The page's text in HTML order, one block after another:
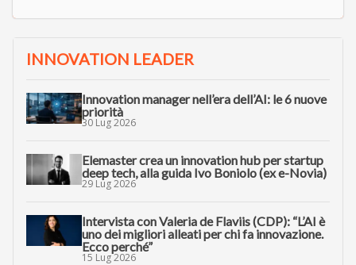
INNOVATION LEADER
Innovation manager nell’era dell’AI: le 6 nuove
priorità
30 Lug 2026
Elemaster crea un innovation hub per startup
deep tech, alla guida Ivo Boniolo (ex e-Novia)
29 Lug 2026
Intervista con Valeria de Flaviis (CDP): “L’AI è
uno dei migliori alleati per chi fa innovazione.
Ecco perché”
15 Lug 2026